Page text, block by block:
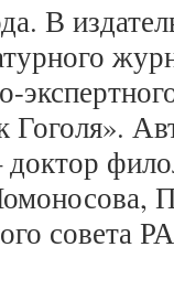
В
Гоголя».
совета